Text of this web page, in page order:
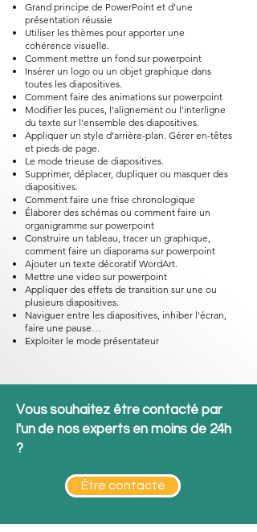
Grand principe de PowerPoint et d’une
présentation réussie
Utiliser les thèmes pour apporter une
cohérence visuelle.
Comment mettre un fond sur powerpoint​
Insérer un logo ou un objet graphique dans
toutes les diapositives.
Comment faire des animations sur powerpoint​
Modifier les puces, l'alignement ou l'interligne
du texte sur l'ensemble des diapositives.
Appliquer un style d'arrière-plan. Gérer en-têtes
et pieds de page.
Le mode trieuse de diapositives.
Supprimer, déplacer, dupliquer ou masquer des
diapositives.
Comment faire une frise chronologique
Élaborer des schémas ou comment faire un
organigramme sur powerpoint​
Construire un tableau, tracer un graphique,
comment faire un diaporama sur powerpoint​
Ajouter un texte décoratif WordArt.
Mettre une video sur powerpoint​
Appliquer des effets de transition sur une ou
plusieurs diapositives.
Naviguer entre les diapositives, inhiber l'écran,
faire une pause…
Exploiter le mode présentateur
Vous souhaitez être contacté par
l'un de nos experts en moins de 24h
?
Être contacté